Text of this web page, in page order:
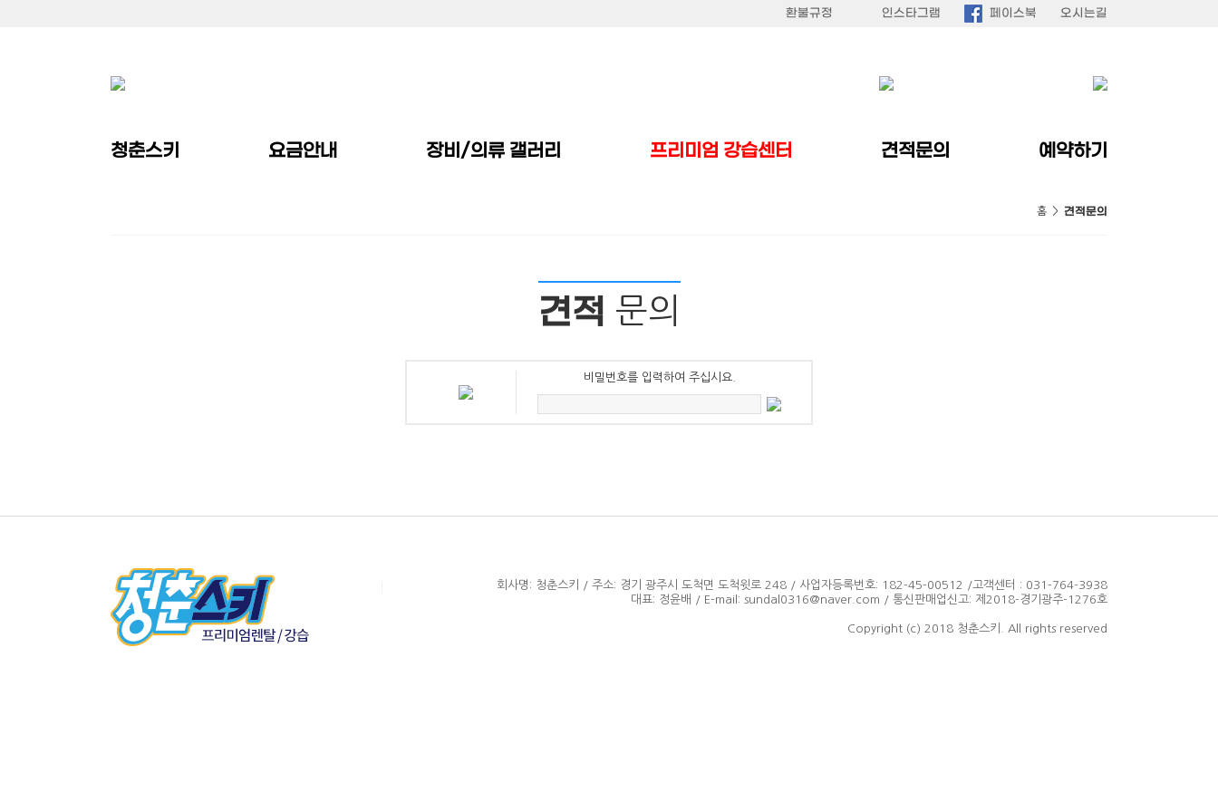
오시는길
페이스북
인스타그램
환불규정
청춘스키 요금안내 장비/의류 갤러리 프리미엄 강습센터 견적문의 예약하기
홈 > 견적문의
견적 문의
비밀번호를 입력하여 주십시요.
회사명: 청춘스키 / 주소: 경기 광주시 도척면 도척윗로 248 / 사업자등록번호: 182-45-00512 /고객센터 : 031-764-3938
대표: 정윤배 / E-mail: sundal0316@naver.com / 통신판매업신고: 제2018-경기광주-1276호
Copyright (c) 2018 청춘스키. All rights reserved